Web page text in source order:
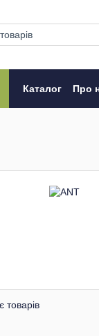
Каталог Про
товарів